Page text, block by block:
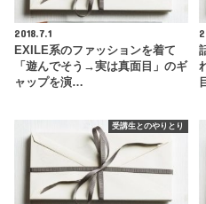
2018.7.1
EXILE系のファッションを着て
「遊んでそう→実は真面目」のギ
ャップを演…
受講生とのやりとり